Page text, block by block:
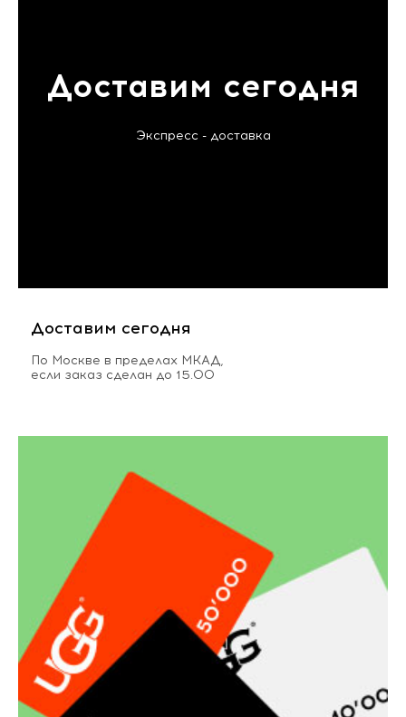
Доставим сегодня
Экспресс - доставка
Доставим сегодня
По Москве в пределах МКАД,
если заказ сделан до 15.00